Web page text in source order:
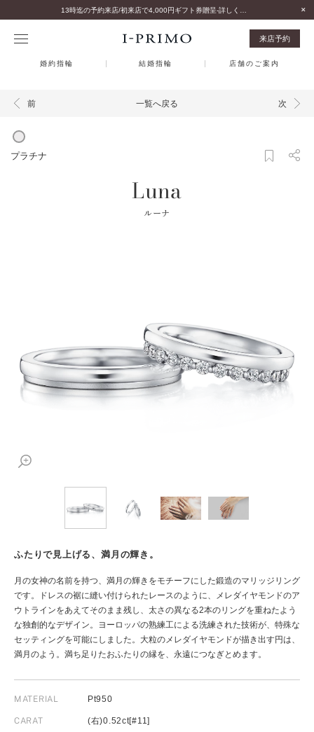
来店予約
婚約指輪 結婚指輪 店舗のご案内
前 一覧へ戻る 次
プラチナ
Luna
ルーナ
ふたりで見上げる、満月の輝き。
月の女神の名前を持つ、満月の輝きをモチーフにした鍛造のマリッジリング
です。ドレスの裾に縫い付けられたレースのように、メレダイヤモンドのア
ウトラインをあえてそのまま残し、太さの異なる2本のリングを重ねたよう
な独創的なデザイン。ヨーロッパの熟練工による洗練された技術が、特殊な
セッティングを可能にしました。大粒のメレダイヤモンドが描き出す円は、
満月のよう。満ち足りたおふたりの縁を、永遠につなぎとめます。
MATERIAL Pt950
CARAT (右)0.52ct[#11]